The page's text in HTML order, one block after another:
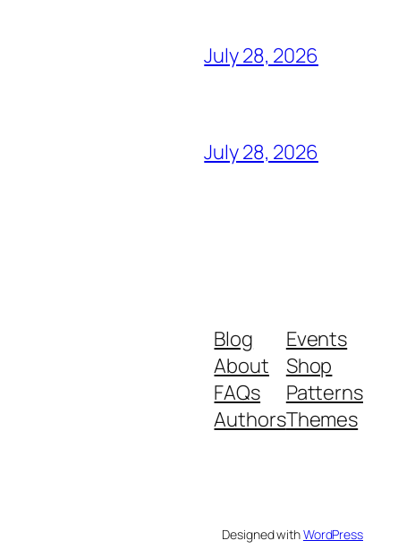
July 28, 2026
July 28, 2026
Blog
About
FAQs
Authors
Events
Shop
Patterns
Themes
Designed withWordPress